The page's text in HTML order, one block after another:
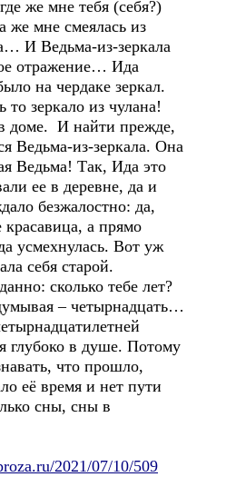
же мне тебя (себя?)
мне смеялась из
И Ведьма-из-зеркала
отражение… Ида
на чердаке зеркал.
зеркало из чулана!
доме. И найти прежде,
Ведьма-из-зеркала. Она
Ведьма! Так, Ида это
ее в деревне, да и
безжалостно: да,
красавица, а прямо
усмехнулась. Вот уж
себя старой.
сколько тебе лет?
– четырнадцать…
глубоко в душе. Потому
что прошло,
её время и нет пути
сны, сны в
2021/07/10/509